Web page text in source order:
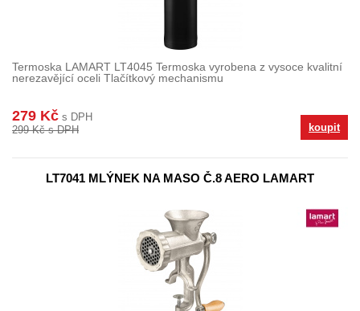
Termoska LAMART LT4045 Termoska vyrobena z vysoce kvalitní
nerezavějící oceli Tlačítkový mechanismu
279 Kč s DPH
299 Kč s DPH
koupit
LT7041 MLÝNEK NA MASO Č.8 AERO LAMART